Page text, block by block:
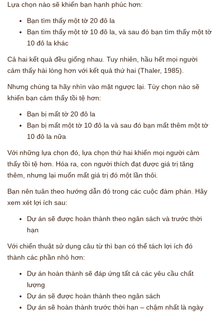
Lựa chọn nào sẽ khiến bạn hạnh phúc hơn:
Bạn tìm thấy một tờ 20 đô la
Bạn tìm thấy một tờ 10 đô la, và sau đó bạn tìm thấy một tờ
10 đô la khác
Cả hai kết quả đều giống nhau. Tuy nhiên, hầu hết mọi người
cảm thấy hài lòng hơn với kết quả thứ hai (Thaler, 1985).
Nhưng chúng ta hãy nhìn vào mặt ngược lại. Tùy chọn nào sẽ
khiến bạn cảm thấy tồi tệ hơn:
Bạn bị mất tờ 20 đô la
Bạn bị mất một tờ 10 đô la và sau đó bạn mất thêm một tờ
10 đô la nữa
Với những lựa chọn đó, lựa chọn thứ hai khiến mọi người cảm
thấy tồi tệ hơn. Hóa ra, con người thích đạt được giá trị tăng
thêm, nhưng lại muốn mất giá trị đó một lần thôi.
Bạn nên tuân theo hướng dẫn đó trong các cuộc đàm phán. Hãy
xem xét lợi ích sau:
Dự án sẽ được hoàn thành theo ngân sách và trước thời
hạn
Với chiến thuật sử dụng câu từ thì bạn có thể tách lợi ích đó
thành các phần nhỏ hơn:
Dự án hoàn thành sẽ đáp ứng tất cả các yêu cầu chất
lượng
Dự án sẽ được hoàn thành theo ngân sách
Dự án sẽ hoàn thành trước thời hạn – chậm nhất là ngày